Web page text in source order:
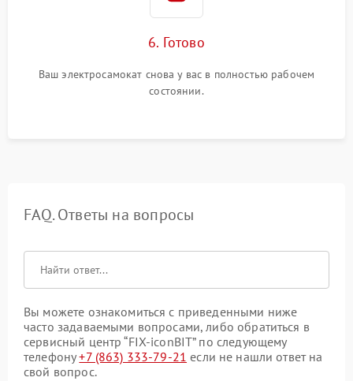
6. Готово
Ваш электросамокат снова у вас в полностью рабочем
состоянии.
FAQ. Ответы на вопросы
Вы можете ознакомиться с приведенными ниже
часто задаваемыми вопросами, либо обратиться в
сервисный центр “FIX-iconBIT” по следующему
телефону+7 (863) 333-79-21 если не нашли ответ на
свой вопрос.